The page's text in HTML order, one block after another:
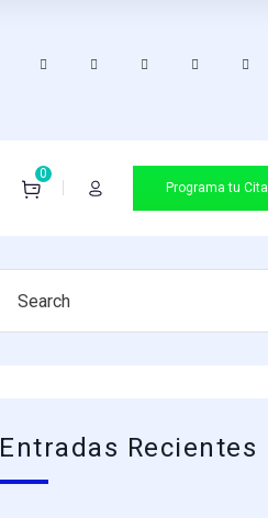
0
Programa tu Cita
Entradas Recientes